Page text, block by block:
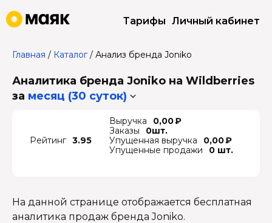
Тарифы Личный кабинет
Главная / Каталог/ Анализ бренда Joniko
Аналитика бренда Joniko на Wildberries
за месяц (30 суток)
Рейтинг 3.95
Выручка
0,00 ₽
Заказы
0шт.
Упущенная выручка
0,00 ₽
Упущенные продажи
0 шт.
На данной странице отображается бесплатная
аналитика продаж бренда Joniko.